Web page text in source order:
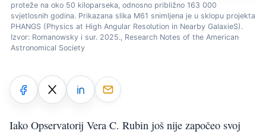
proteže na oko 50 kiloparseka, odnosno približno 163 000
svjetlosnih godina. Prikazana slika M61 snimljena je u sklopu projekta
PHANGS (Physics at High Angular Resolution in Nearby GalaxieS).
Izvor: Romanowsky i sur. 2025., Research Notes of the American
Astronomical Society
Iako Opservatorij Vera C. Rubin još nije započeo svoj